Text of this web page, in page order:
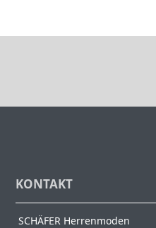
KONTAKT
SCHÄFER Herrenmoden